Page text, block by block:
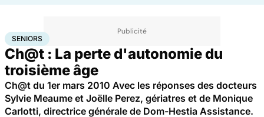
AccueilSanté
SENIORS
Ch@t : La perte d'autonomie du
troisième âge
Ch@t du 1er mars 2010 Avec les réponses des docteurs
Sylvie Meaume et Joëlle Perez, gériatres et de Monique
Carlotti, directrice générale de Dom-Hestia Assistance.